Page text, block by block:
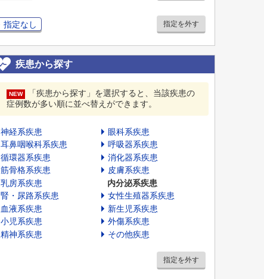
指定なし 指定を外す
疾患から探す
NEW
「疾患から探す」を選択すると、当該疾患の
症例数が多い順に並べ替えができます。
神経系疾患
眼科系疾患
耳鼻咽喉科系疾患
呼吸器系疾患
循環器系疾患
消化器系疾患
筋骨格系疾患
皮膚系疾患
乳房系疾患
内分泌系疾患
腎・尿路系疾患
女性生殖器系疾患
血液系疾患
新生児系疾患
小児系疾患
外傷系疾患
精神系疾患
その他疾患
指定を外す